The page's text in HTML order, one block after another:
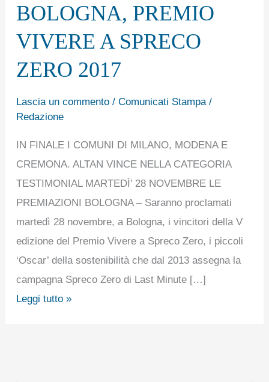
BOLOGNA, PREMIO
VIVERE A SPRECO
ZERO 2017
Lascia un commento / Comunicati Stampa/
Redazione
IN FINALE I COMUNI DI MILANO, MODENA E
CREMONA. ALTAN VINCE NELLA CATEGORIA
TESTIMONIAL MARTEDÌ’ 28 NOVEMBRE LE
PREMIAZIONI BOLOGNA – Saranno proclamati
martedì 28 novembre, a Bologna, i vincitori della V
edizione del Premio Vivere a Spreco Zero, i piccoli
‘Oscar’ della sostenibilità che dal 2013 assegna la
campagna Spreco Zero di Last Minute […]
VIVERE
SPRECO
ZERO
Leggi tutto »